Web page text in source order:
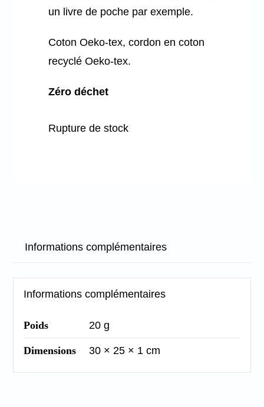
un livre de poche par exemple.
Coton Oeko-tex, cordon en coton
recyclé Oeko-tex.
Zéro déchet
Rupture de stock
Informations complémentaires
Informations complémentaires
Poids 20 g
Dimensions 30 × 25 × 1 cm